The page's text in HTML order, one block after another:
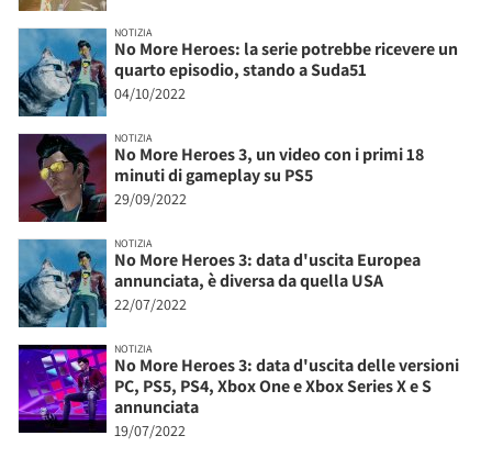
NOTIZIA
No More Heroes: la serie potrebbe ricevere un
quarto episodio, stando a Suda51
04/10/2022
NOTIZIA
No More Heroes 3, un video con i primi 18
minuti di gameplay su PS5
29/09/2022
NOTIZIA
No More Heroes 3: data d'uscita Europea
annunciata, è diversa da quella USA
22/07/2022
NOTIZIA
No More Heroes 3: data d'uscita delle versioni
PC, PS5, PS4, Xbox One e Xbox Series X e S
annunciata
19/07/2022